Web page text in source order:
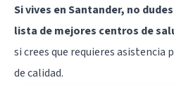
Si vives en Santander, no
lista de mejores centros de
si crees que requieres asistencia
de calidad.